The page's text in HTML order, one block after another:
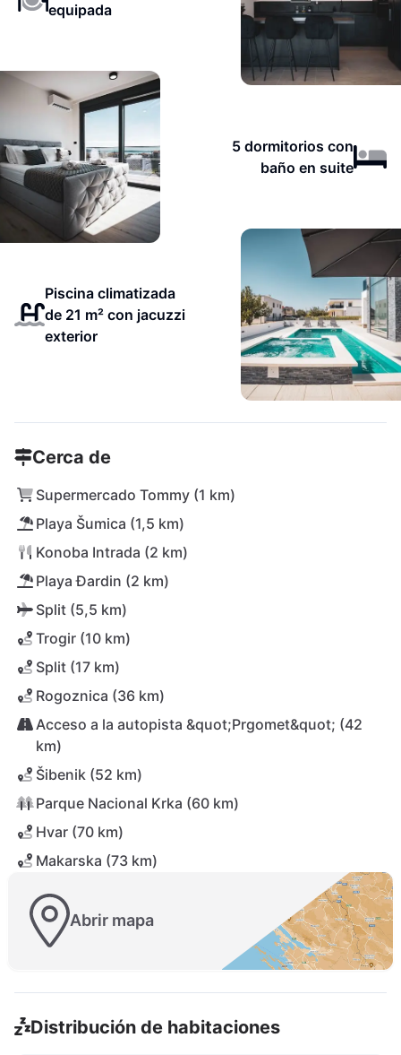
equipada
5 dormitorios con
baño en suite
Piscina climatizada
de 21 m² con jacuzzi
exterior
Cerca de
Supermercado Tommy (1 km)
Playa Šumica (1,5 km)
Konoba Intrada (2 km)
Playa Đardin (2 km)
Split (5,5 km)
Trogir (10 km)
Split (17 km)
Rogoznica (36 km)
Acceso a la autopista &quot;Prgomet&quot; (42
km)
Šibenik (52 km)
Parque Nacional Krka (60 km)
Hvar (70 km)
Makarska (73 km)
Abrir mapa
Distribución de habitaciones